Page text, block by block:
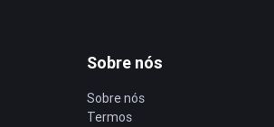
Sobre nós
Sobre nós
Termos